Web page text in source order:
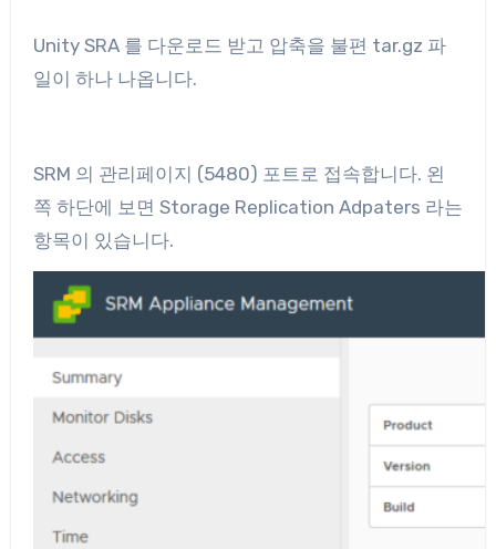
Unity SRA 를 다운로드 받고 압축을 불편 tar.gz 파
일이 하나 나옵니다.
SRM 의 관리페이지 (5480) 포트로 접속합니다. 왼
쪽 하단에 보면 Storage Replication Adpaters 라는
항목이 있습니다.